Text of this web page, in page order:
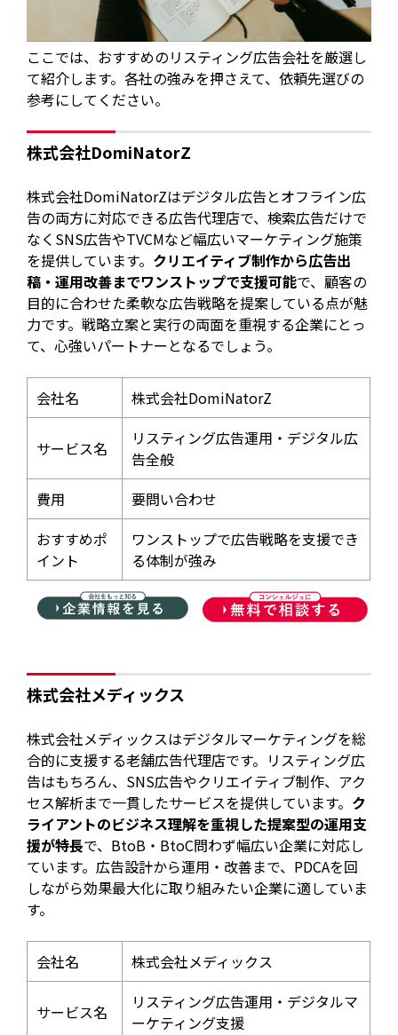
ここでは、おすすめのリスティング広告会社を厳選し
て紹介します。各社の強みを押さえて、依頼先選びの
参考にしてください。
株式会社DomiNatorZ
株式会社DomiNatorZはデジタル広告とオフライン広
告の両方に対応できる広告代理店で、検索広告だけで
なくSNS広告やTVCMなど幅広いマーケティング施策
を提供しています。 クリエイティブ制作から広告出
稿・運用改善までワンストップで支援可能で、顧客の
目的に合わせた柔軟な広告戦略を提案している点が魅
力です。戦略立案と実行の両面を重視する企業にとっ
て、心強いパートナーとなるでしょう。
会社名 株式会社DomiNatorZ
サービス名
リスティング広告運用・デジタル広
告全般
費用
要問い合わせ
おすすめポ
イント
ワンストップで広告戦略を支援でき
る体制が強み
株式会社メディックス
株式会社メディックスはデジタルマーケティングを総
合的に支援する老舗広告代理店です。リスティング広
告はもちろん、SNS広告やクリエイティブ制作、アク
セス解析まで一貫したサービスを提供しています。 ク
ライアントのビジネス理解を重視した提案型の運用支
援が特長で、BtoB・BtoC問わず幅広い企業に対応し
ています。広告設計から運用・改善まで、PDCAを回
しながら効果最大化に取り組みたい企業に適していま
す。
会社名 株式会社メディックス
サービス名
リスティング広告運用・デジタルマ
ーケティング支援